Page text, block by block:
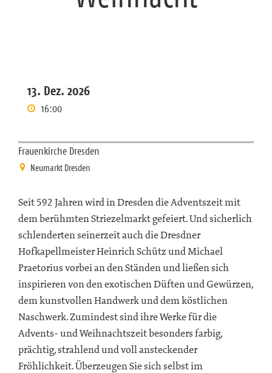
13. Dez. 2026
16:00
Frauenkirche Dresden
Neumarkt Dresden
Seit 592 Jahren wird in Dresden die Adventszeit mit
dem berühmten Striezelmarkt gefeiert. Und sicherlich
schlenderten seinerzeit auch die Dresdner
Hofkapellmeister Heinrich Schütz und Michael
Praetorius vorbei an den Ständen und ließen sich
inspirieren von den exotischen Düften und Gewürzen,
dem kunstvollen Handwerk und dem köstlichen
Naschwerk. Zumindest sind ihre Werke für die
Advents- und Weihnachtszeit besonders farbig,
prächtig, strahlend und voll ansteckender
Fröhlichkeit. Überzeugen Sie sich selbst im